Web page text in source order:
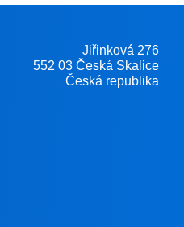
Jiřinková 276
552 03 Česká Skalice
Česká republika